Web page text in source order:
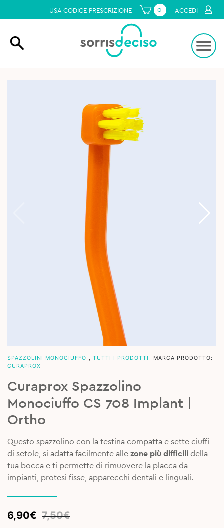
USA CODICE PRESCRIZIONE 0 ACCEDI
SPAZZOLINI MONOCIUFFO TUTTI I PRODOTTI
MARCA PRODOTTO:
CURAPROX
Curaprox Spazzolino
Monociuffo CS 708 Implant |
Ortho
Questo spazzolino con la testina compatta e sette ciuffi
di setole, si adatta facilmente alle zone più difficili della
tua bocca e ti permette di rimuovere la placca da
impianti, protesi fisse, apparecchi dentali e linguali.
7,50€
Original
6,90€
Current